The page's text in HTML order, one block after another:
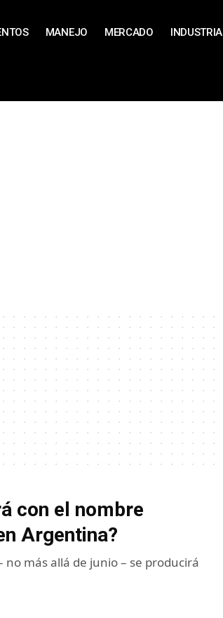
MANEJO MERCADO INDUSTRIA
con el nombre
Argentina?
no más allá de junio – se producirá